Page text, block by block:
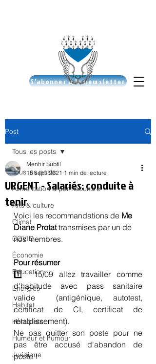
S'abonner à la newsletter
Post
Tous les posts
Alimentation & permaculture
Arts & culture
Climat
COVID
Économie
Education
Energies
Habitat
Hors piste
Humeur et humour
Juridique
Tous les posts
URGENT - Salariés: conduite à
tenir
Menhir Subtil
15 sept. 2021 1 min de lecture
Voici les recommandations de Me
Diane Protat transmises par un de
nos membres.
Pour résumer
1️⃣  15/09 allez travailler comme
d'habitude avec pass sanitaire
valide  (antigénique, autotest,
certificat de CI, certificat de
rétablissement).
Ne pas quitter son poste pour ne
pas être accusé d'abandon de
poste !